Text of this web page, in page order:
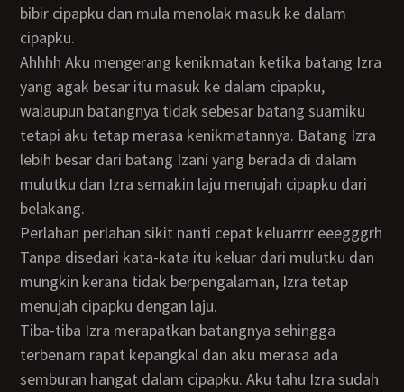
bibir cipapku dan mula menolak masuk ke dalam
cipapku.
Ahhhh Aku mengerang kenikmatan ketika batang Izra
yang agak besar itu masuk ke dalam cipapku,
walaupun batangnya tidak sebesar batang suamiku
tetapi aku tetap merasa kenikmatannya. Batang Izra
lebih besar dari batang Izani yang berada di dalam
mulutku dan Izra semakin laju menujah cipapku dari
belakang.
Perlahan perlahan sikit nanti cepat keluarrrr eeegggrh
Tanpa disedari kata-kata itu keluar dari mulutku dan
mungkin kerana tidak berpengalaman, Izra tetap
menujah cipapku dengan laju.
Tiba-tiba Izra merapatkan batangnya sehingga
terbenam rapat kepangkal dan aku merasa ada
semburan hangat dalam cipapku. Aku tahu Izra sudah